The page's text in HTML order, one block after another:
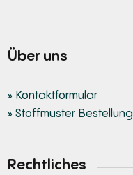
Über uns
» Kontaktformular
» Stoffmuster Bestellung
Rechtliches